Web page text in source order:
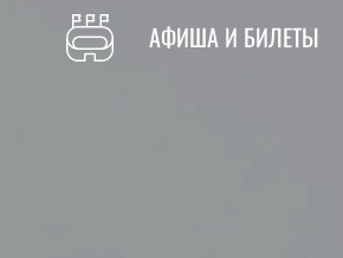
АФИША И БИЛЕТЫ